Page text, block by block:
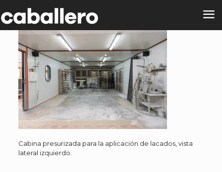
Cabina presurizada para la aplicación de lacados, vista
lateral izquierdo.